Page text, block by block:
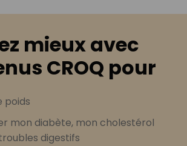
mieux avec
CROQ pour
poids
mon diabète, mon cholestérol
digestifs